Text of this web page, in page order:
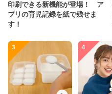
印刷できる新機能が登場！ ア
プリの育児記録を紙で残せま
す！
3 4